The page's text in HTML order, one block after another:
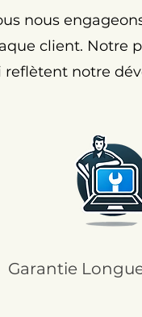
nous
client. Notre
notre
Garantie